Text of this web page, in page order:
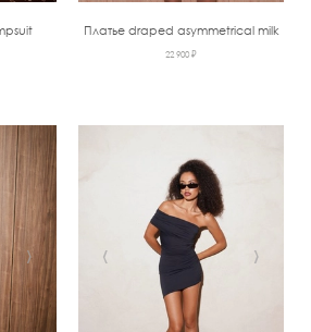
Платье draped asymmetrical milk
22 900 ₽
› ‹ ›